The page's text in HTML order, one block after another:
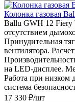
Колонка газовая
Ballu GWH 12 Fiery
отсутствием
Принудительная
вентилятора.
на LED-дисплее.
Работа при низком
система
17 330 ₽/шт